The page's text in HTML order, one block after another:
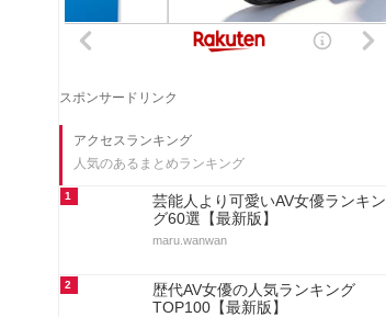
スポンサードリンク
アクセスランキング
人気のあるまとめランキング
1
芸能人より可愛いAV女優ランキン
グ60選【最新版】
maru.wanwan
2
歴代AV女優の人気ランキング
TOP100【最新版】